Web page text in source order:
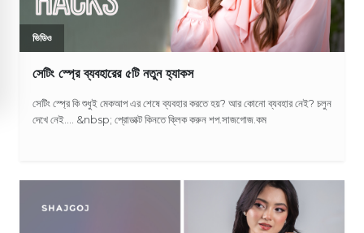
ভিডিও
সেটিং স্প্রে ব্যবহারের ৫টি নতুন হ্যাকস
সেটিং স্প্রে কি শুধুই মেকআপ এর শেষে ব্যবহার করতে হয়? আর কোনো ব্যবহার নেই? চলুন
দেখে নেই.... &nbsp; প্রোডাক্ট কিনতে ক্লিক করুন শপ.সাজগোজ.কম